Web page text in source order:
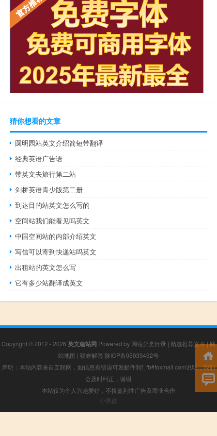
猜你想看的文章
圆明园站英文介绍简短带翻译
经典英语广告语
带英文去旅行第二站
剑桥英语青少版第二册
到达目的站英文怎么写的
空间站我们能看见吗英文
中国空间站的内部介绍英文
写信可以寄到快递站吗英文
出租站的英文怎么写
它有多少站翻译成英文
Copyright © 2012 - 2026 英文建站网 Powered by 网站分类目录 | 精选推荐文章|网
站地图 | 疑难解答 陕ICP备05039492号
声明：本站内容来自互联网，如信息有错误可发邮件到f_fb#foxmail.com说明，我们
会及时纠正，谢谢
本站仅为个人兴趣爱好，不接盈利性广告及商业合作
小男孩